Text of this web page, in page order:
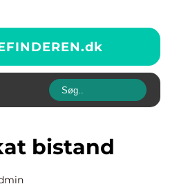
dk
bistand